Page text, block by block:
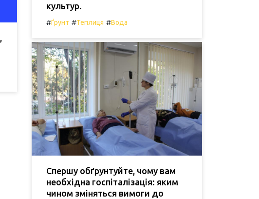
культур.
#Ґрунт #Теплиця #Вода
Спершу обґрунтуйте, чому вам
необхідна госпіталізація: яким
чином зміняться вимоги до